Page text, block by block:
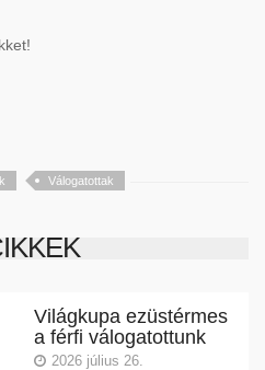
Válogatottak
Világkupa ezüstérmes
a férfi válogatottunk
2026 július 26.